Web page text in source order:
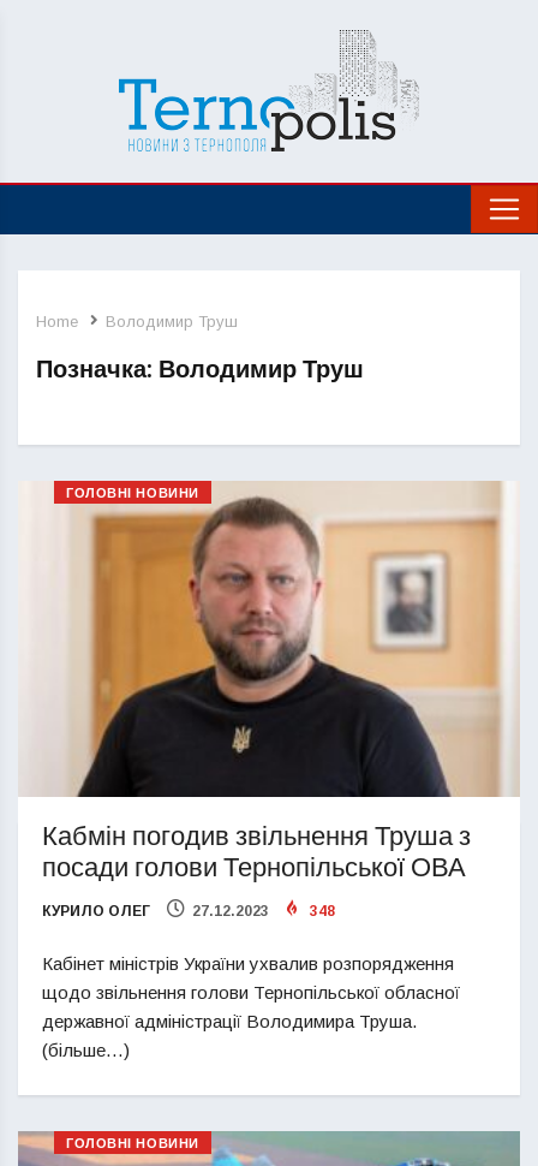
Home Володимир Труш
Позначка: Володимир Труш
ГОЛОВНІ НОВИНИ
Кабмін погодив звільнення Труша з
посади голови Тернопільської ОВА
КУРИЛО ОЛЕГ 27.12.2023 348
Кабінет міністрів України ухвалив розпорядження
щодо звільнення голови Тернопільської обласної
державної адміністрації Володимира Труша.
(більше…)
ГОЛОВНІ НОВИНИ